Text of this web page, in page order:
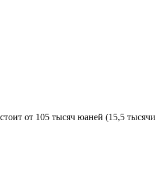
от 105 тысяч юаней (15,5 тысячи